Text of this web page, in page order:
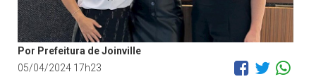
Por Prefeitura de Joinville
05/04/2024 17h23